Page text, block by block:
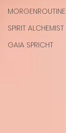
MORGENROUTINE
SPIRIT ALCHEMIST
GAIA SPRICHT